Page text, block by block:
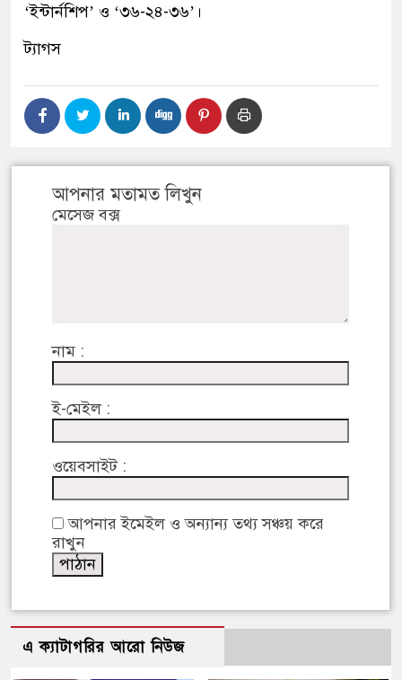
‘ইন্টার্নশিপ’ ও ‘৩৬-২৪-৩৬’।
ট্যাগস
আপনার মতামত লিখুন
মেসেজ বক্স
নাম :
ই-মেইল :
ওয়েবসাইট :
আপনার ইমেইল ও অন্যান্য তথ্য সঞ্চয় করে
রাখুন
এ ক্যাটাগরির আরো নিউজ